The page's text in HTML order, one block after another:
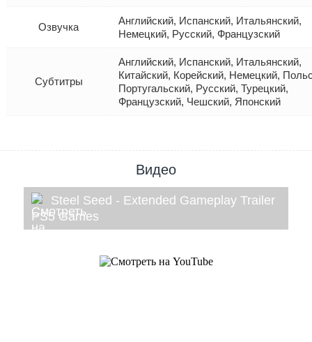
Озвучка
Английский, Испанский, Итальянский,
Немецкий, Русский, Французский
Субтитры
Английский, Испанский, Итальянский,
Китайский, Корейский, Немецкий,
Португальский, Русский, Турецкий,
Французский, Чешский, Японский
Видео
Steel Seed - Extended Gameplay Trailer
PS5 Games